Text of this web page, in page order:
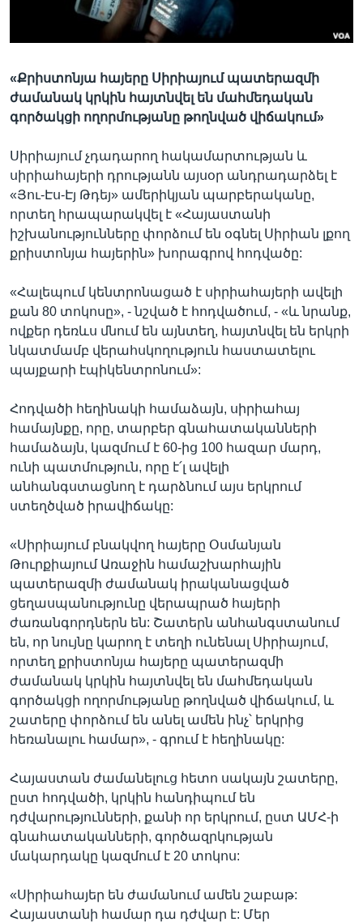
«Քրիստոնյա հայերը Սիրիայում պատերազմի
ժամանակ կրկին հայտնվել են մահմեդական
գործակցի ողորմությանը թողնված վիճակում»
Սիրիայում չդադարող հակամարտության և
սիրիահայերի դրությանն այսօր անդրադարձել է
«Յու-Էս-Էյ Թդեյ» ամերիկյան պարբերականը,
որտեղ հրապարակվել է «Հայաստանի
իշխանությունները փորձում են օգնել Սիրիան լքող
քրիստոնյա հայերին» խորագրով հոդվածը:
«Հալեպում կենտրոնացած է սիրիահայերի ավելի
քան 80 տոկոսը», - նշված է հոդվածում, - «և նրանք,
ովքեր դեռևս մնում են այնտեղ, հայտնվել են երկրի
նկատմամբ վերահսկողություն հաստատելու
պայքարի էպիկենտրոնում»:
Հոդվածի հեղինակի համաձայն, սիրիահայ
համայնքը, որը, տարբեր գնահատականների
համաձայն, կազմում է 60-ից 100 հազար մարդ,
ունի պատմություն, որը է՛լ ավելի
անհանգստացնող է դարձնում այս երկրում
ստեղծված իրավիճակը:
«Սիրիայում բնակվող հայերը Օսմանյան
Թուրքիայում Առաջին համաշխարհային
պատերազմի ժամանակ իրականացված
ցեղասպանությունը վերապրած հայերի
ժառանգորդներն են: Շատերն անհանգստանում
են, որ նույնը կարող է տեղի ունենալ Սիրիայում,
որտեղ քրիստոնյա հայերը պատերազմի
ժամանակ կրկին հայտնվել են մահմեդական
գործակցի ողորմությանը թողնված վիճակում, և
շատերը փորձում են անել ամեն ինչ՝ երկրից
հեռանալու համար», - գրում է հեղինակը:
Հայաստան ժամանելուց հետո սակայն շատերը,
ըստ հոդվածի, կրկին հանդիպում են
դժվարությունների, քանի որ երկրում, ըստ ԱՄՀ-ի
գնահատականների, գործազրկության
մակարդակը կազմում է 20 տոկոս:
«Սիրիահայեր են ժամանում ամեն շաբաթ:
Հայաստանի համար դա դժվար է: Մեր